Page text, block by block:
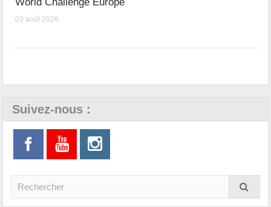
03 août 2026
Suivez-nous :